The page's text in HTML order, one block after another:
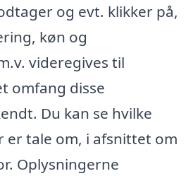
og evt. klikker på,
køn og
videregives til
omfang disse
Du kan se hvilke
er tale om, i afsnittet om
Oplysningerne